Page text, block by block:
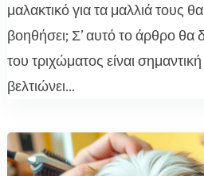
μαλακτικό για τα μαλλιά τους
βοηθήσει; Σ’ αυτό το άρθρο θα
του τριχώματος είναι
βελτιώνει...